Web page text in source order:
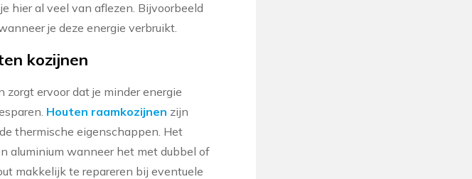
hier al veel van aflezen. Bijvoorbeeld
je deze energie verbruikt.
kozijnen
zorgt ervoor dat je minder energie
Houten raamkozijnen zijn
thermische eigenschappen. Het
aluminium wanneer het met dubbel of
makkelijk te repareren bij eventuele